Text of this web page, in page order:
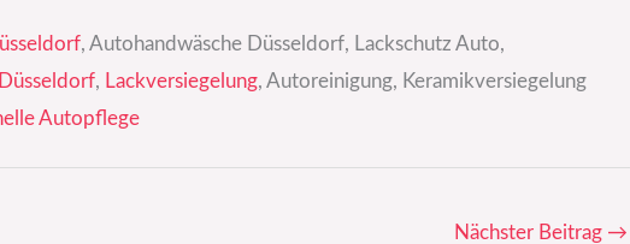
, Autohandwäsche Düsseldorf, Lackschutz Auto,
, Lackversiegelung, Autoreinigung, Keramikversiegelung
Autopflege
Nächster Beitrag →